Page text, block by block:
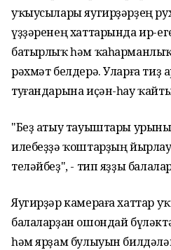
уҡыусылары яугирҙәрҙең
үҙҙәренең хаттарында ир-
батырлыҡ һәм ҡаһарманлыҡ
рәхмәт белдерә. Уларға
туғандарына иҫән-һау
"Беҙ атыу тауыштары
илебеҙҙә ҡоштарҙың
теләйбеҙ", - тип яҙҙы
Яугирҙәр камераға хаттар
балаларҙан ошондай
һәм ярҙам булыуын